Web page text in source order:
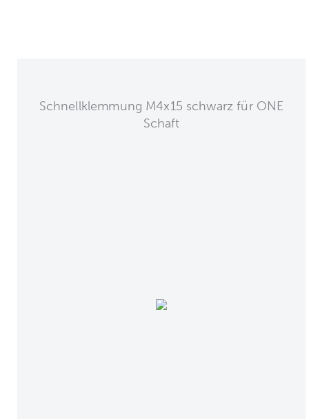
Schnellklemmung M4x15 schwarz für ONE
Schaft